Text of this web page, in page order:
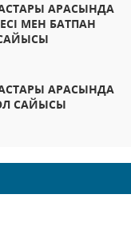
АРАСЫНДА
МЕН БАТПАН
АРАСЫНДА
САЙЫСЫ